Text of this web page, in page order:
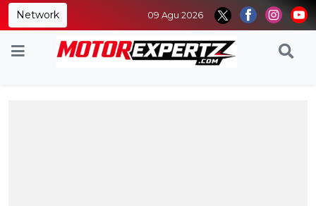
Network 09 Agu 2026